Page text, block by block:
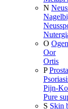
N
O Ogen
Oor
Ortis
P
Pijn-
Pure
S Skin